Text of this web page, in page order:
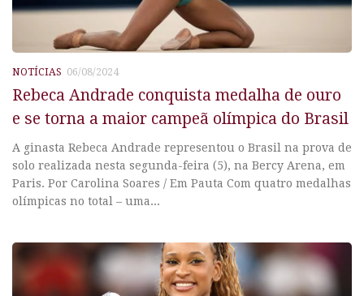
NOTÍCIAS 06/08/2024
Rebeca Andrade conquista medalha de ouro
e se torna a maior campeã olímpica do Brasil
A ginasta Rebeca Andrade representou o Brasil na prova de
solo realizada nesta segunda-feira (5), na Bercy Arena, em
Paris. Por Carolina Soares / Em Pauta Com quatro medalhas
olímpicas no total – uma...